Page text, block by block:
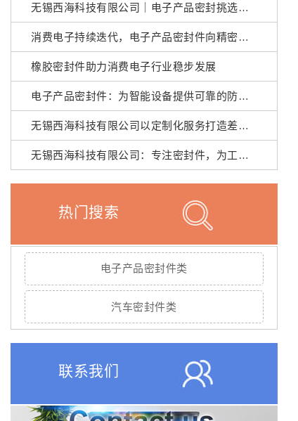
无锡西海科技有限公司｜电子产品密封挑选实用参考
消费电子持续迭代，电子产品密封件向精密环保升级
橡胶密封件助力消费电子行业稳步发展
电子产品密封件：为智能设备提供可靠的防护方案
无锡西海科技有限公司以定制化服务打造差异化优势
无锡西海科技有限公司：专注密封件，为工业设备保驾护航
热门搜索
电子产品密封件类
汽车密封件类
联系我们